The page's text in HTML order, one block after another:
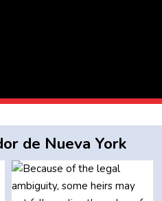
de Nueva York